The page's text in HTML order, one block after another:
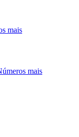
mais
mais